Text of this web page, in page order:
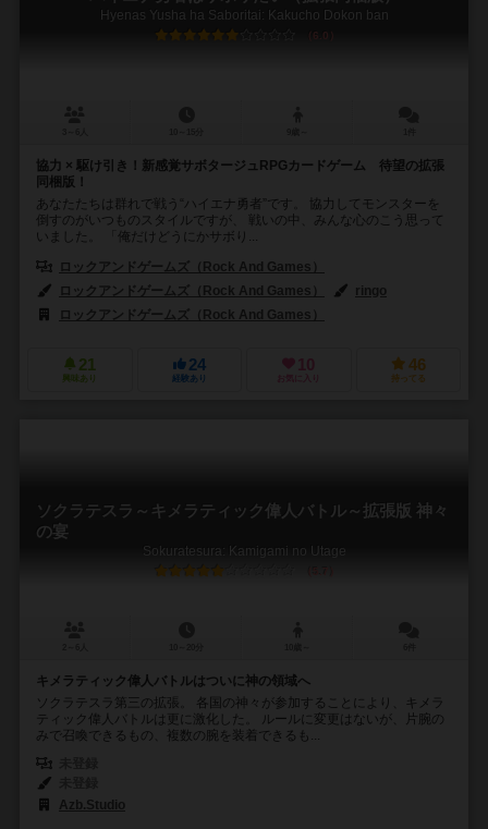
Hyenas Yusha ha Saboritai: Kakucho Dokon ban
6.0
協力 × 駆け引き！新感覚サボタージュRPGカードゲーム 待望の拡張
同梱版！
あなたたちは群れで戦う“ハイエナ勇者”です。 協力してモンスターを
倒すのがいつものスタイルですが、 戦いの中、みんな心のこう思って
いました。 「俺だけどうにかサボり...
ロックアンドゲームズ（Rock And Games）
ロックアンドゲームズ（Rock And Games）
ringo
ロックアンドゲームズ（Rock And Games）
21
興味あり
24
経験あり
10
お気に入り
46
持ってる
ソクラテスラ～キメラティック偉人バトル～拡張版 神々
の宴
Sokuratesura: Kamigami no Utage
キメラティック偉人バトルはついに神の領域へ
ソクラテスラ第三の拡張。 各国の神々が参加することにより、キメラ
ティック偉人バトルは更に激化した。 ルールに変更はないが、片腕の
みで召喚できるもの、複数の腕を装着できるも...
Azb.Studio